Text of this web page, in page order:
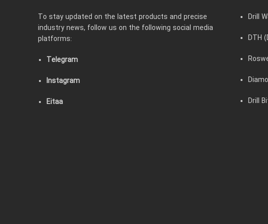
To stay updated on the latest products and precise
industry news, follow us on the following social media
platforms:
Telegram
Instagram
Eitaa
Drill
DTH
Drill